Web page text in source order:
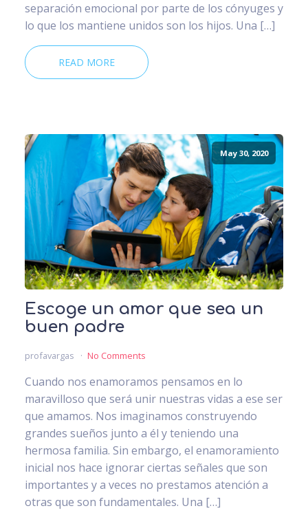
separación emocional por parte de los cónyuges y
lo que los mantiene unidos son los hijos. Una […]
READ MORE
May 30, 2020
Escoge un amor que sea un
buen padre
profavargas No Comments
Cuando nos enamoramos pensamos en lo
maravilloso que será unir nuestras vidas a ese ser
que amamos. Nos imaginamos construyendo
grandes sueños junto a él y teniendo una
hermosa familia. Sin embargo, el enamoramiento
inicial nos hace ignorar ciertas señales que son
importantes y a veces no prestamos atención a
otras que son fundamentales. Una […]